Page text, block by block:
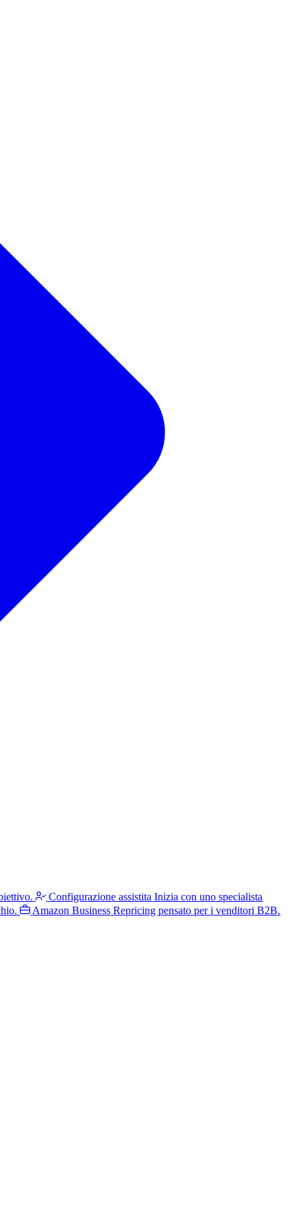
Configurazione assistita Inizia con uno specialista
Amazon Business Repricing pensato per i venditori B2B.